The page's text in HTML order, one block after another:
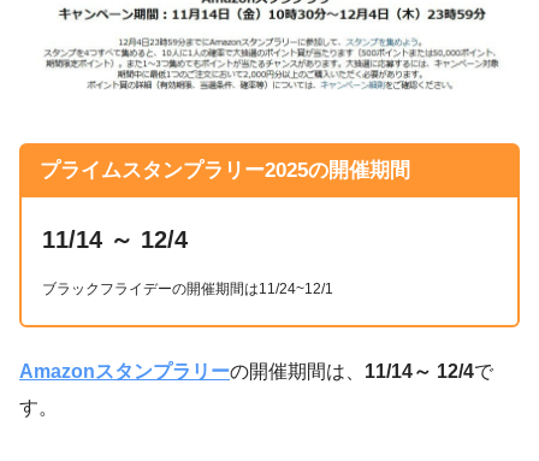
プライムスタンプラリー2025の開催期間
11/14 ～ 12/4
ブラックフライデーの開催期間は11/24~12/1
Amazonスタンプラリーの開催期間は、 11/14～ 12/4で
す。